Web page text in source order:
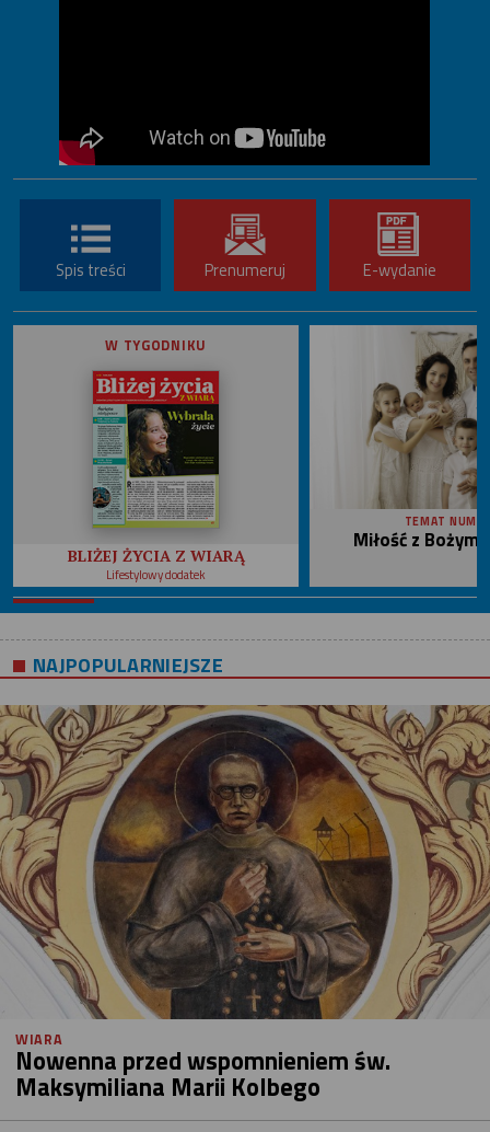
Spis treści Prenumeruj E-wydanie
W TYGODNIKU
BLIŻEJ ŻYCIA Z WIARĄ
Lifestylowy dodatek
TEMAT
Miłość z
NAJPOPULARNIEJSZE
WIARA
Nowenna przed wspomnieniem św.
Maksymiliana Marii Kolbego